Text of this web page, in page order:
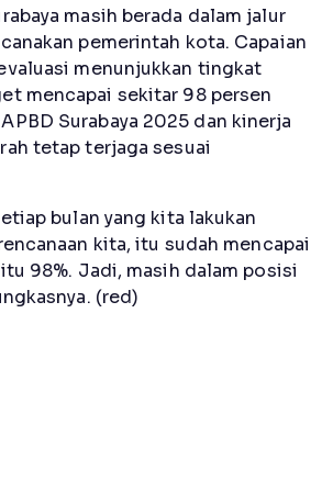
masih berada dalam jalur
pemerintah kota. Capaian
menunjukkan tingkat
mencapai sekitar 98 persen
Surabaya 2025 dan kinerja
tetap terjaga sesuai
bulan yang kita lakukan
kita, itu sudah mencapai
98%. Jadi, masih dalam posisi
(red)